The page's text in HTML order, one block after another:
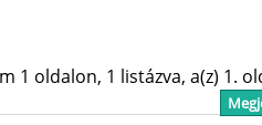
1 oldalon, 1 listázva, a(z) 1.